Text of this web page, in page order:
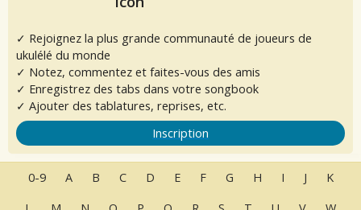
✓ Rejoignez la plus grande communauté de joueurs de
ukulélé du monde
✓ Notez, commentez et faites-vous des amis
✓ Enregistrez des tabs dans votre songbook
✓ Ajouter des tablatures, reprises, etc.
Inscription
0-9 A B C D E F G H I J
K